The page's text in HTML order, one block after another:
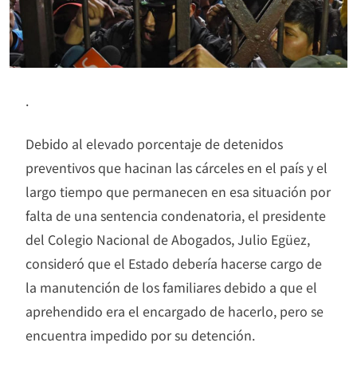
.
Debido al elevado porcentaje de detenidos
preventivos que hacinan las cárceles en el país y el
largo tiempo que permanecen en esa situación por
falta de una sentencia condenatoria, el presidente
del Colegio Nacional de Abogados, Julio Egüez,
consideró que el Estado debería hacerse cargo de
la manutención de los familiares debido a que el
aprehendido era el encargado de hacerlo, pero se
encuentra impedido por su detención.